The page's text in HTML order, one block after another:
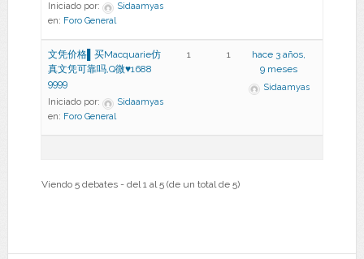
Iniciado por:
Sidaamyas
en: Foro General
文凭价格▌买Macquarie仿
真文凭可靠吗,Q微♥1688
9999
Iniciado por:
Sidaamyas
en: Foro General
1 1
hace 3 años,
9 meses
Sidaamyas
Viendo 5 debates - del 1 al 5 (de un total de 5)